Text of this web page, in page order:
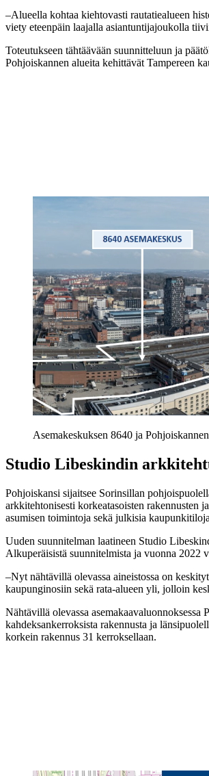
–Alueella kohtaa kiehtovasti rautatiealueen
viety eteenpäin laajalla asiantuntijajoukolla
Toteutukseen tähtäävään suunnitteluun ja
Pohjoiskannen alueita kehittävät Tampereen
Asemakeskuksen 8640 ja
Studio Libeskindin
Pohjoiskansi sijaitsee Sorinsillan
arkkitehtonisesti korkeatasoisten rakennusten
asumisen toimintoja sekä julkisia
Uuden suunnitelman laatineen Studio
Alkuperäisistä suunnitelmista ja vuonna 2022
–Nyt nähtävillä olevassa aineistossa on
kaupunginosiin sekä rata-alueen yli, jolloin
Nähtävillä olevassa
kahdeksankerroksista rakennusta ja
korkein rakennus 31 kerroksellaan.